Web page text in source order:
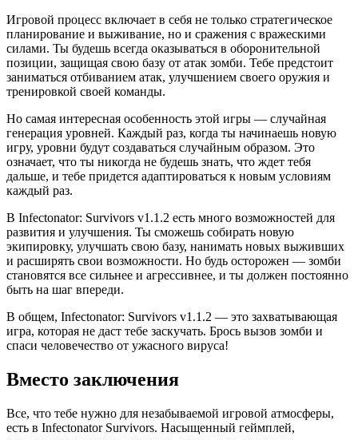
Игровой процесс включает в себя не только стратегическое
планирование и выживание, но и сражения с вражескими
силами. Ты будешь всегда оказываться в оборонительной
позиции, защищая свою базу от атак зомби. Тебе предстоит
заниматься отбиванием атак, улучшением своего оружия и
тренировкой своей команды.
Но самая интересная особенность этой игры — случайная
генерация уровней. Каждый раз, когда ты начинаешь новую
игру, уровни будут создаваться случайным образом. Это
означает, что ты никогда не будешь знать, что ждет тебя
дальше, и тебе придется адаптироваться к новым условиям
каждый раз.
В Infectonator: Survivors v1.1.2 есть много возможностей для
развития и улучшения. Ты сможешь собирать новую
экипировку, улучшать свою базу, нанимать новых выживших
и расширять свои возможности. Но будь осторожен — зомби
становятся все сильнее и агрессивнее, и ты должен постоянно
быть на шаг впереди.
В общем, Infectonator: Survivors v1.1.2 — это захватывающая
игра, которая не даст тебе заскучать. Брось вызов зомби и
спаси человечество от ужасного вируса!
Вместо заключения
Все, что тебе нужно для незабываемой игровой атмосферы,
есть в Infectonator Survivors. Насыщенный геймплей,